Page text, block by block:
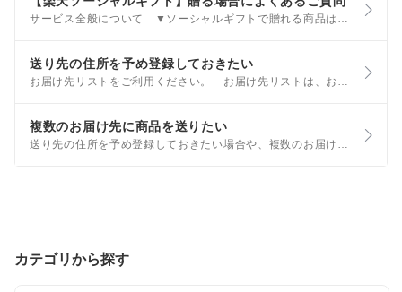
サービス全般について ▼ソーシャルギフトで贈れる商品はどれですか？ 商品に「ソーシャルギフト可」のラベルが付いている商品が対象です。 ラベルが付いていない商品はソーシャルギフトとして購入できませんので、ご注意ください。
送り先の住所を予め登録しておきたい
お届け先リストをご利用ください。 お届け先リストは、お友達やご親戚などの住所を登録しておくことができる機能です。 お買い物の際に、登録されたお届け先を選択するだけで、簡単にギフト注文が行えます。 なお、お届け先リストは楽天会員のみご利用いただけるサービスです。
複数のお届け先に商品を送りたい
送り先の住所を予め登録しておきたい場合や、複数のお届け先へ送りたい場合には、お届け先リストをご利用ください。 ※同一商品のご注文のみ、複数のお届け先へ送ることが可能です。複数の種類の商品を、複数のお届け先へ送ることはできません。
カテゴリから探す